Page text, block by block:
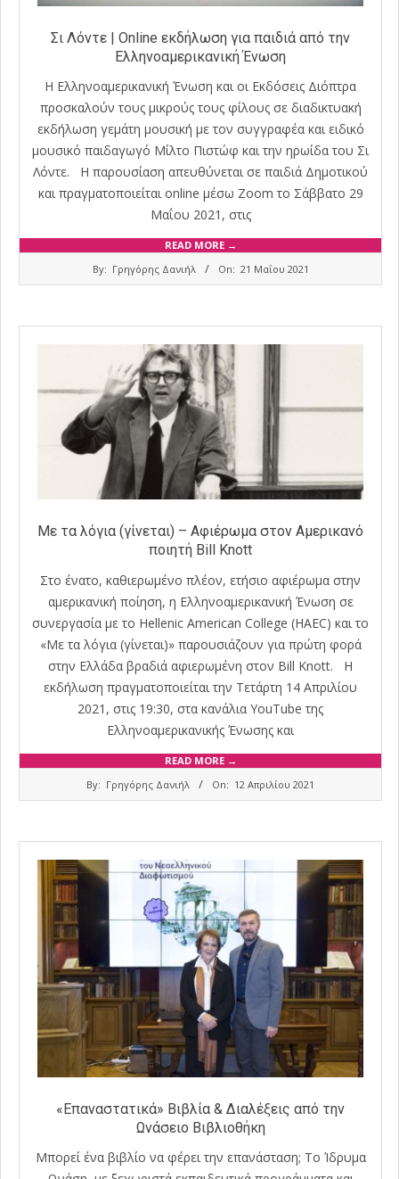
Σι Λόντε | Online εκδήλωση για παιδιά από την
Ελληνοαμερικανική Ένωση
H Ελληνοαμερικανική Ένωση και οι Εκδόσεις Διόπτρα
προσκαλούν τους μικρούς τους φίλους σε διαδικτυακή
εκδήλωση γεμάτη μουσική με τον συγγραφέα και ειδικό
μουσικό παιδαγωγό Μίλτο Πιστώφ και την ηρωίδα του Σι
Λόντε. Η παρουσίαση απευθύνεται σε παιδιά Δημοτικού
και πραγματοποιείται online μέσω Zoom το Σάββατο 29
Μαΐου 2021, στις
READ MORE →
By: Γρηγόρης Δανιήλ On: 21 Μαΐου 2021
Με τα λόγια (γίνεται) – Αφιέρωμα στον Αμερικανό
ποιητή Bill Knott
Στο ένατο, καθιερωμένο πλέον, ετήσιο αφιέρωμα στην
αμερικανική ποίηση, η Ελληνοαμερικανική Ένωση σε
συνεργασία με το Hellenic American College (HAEC) και το
«Με τα λόγια (γίνεται)» παρουσιάζουν για πρώτη φορά
στην Ελλάδα βραδιά αφιερωμένη στον Bill Knott. Η
εκδήλωση πραγματοποιείται την Τετάρτη 14 Απριλίου
2021, στις 19:30, στα κανάλια YouΤube της
Ελληνοαμερικανικής Ένωσης και
READ MORE →
By: Γρηγόρης Δανιήλ On: 12 Απριλίου 2021
«Επαναστατικά» Βιβλία & Διαλέξεις από την
Ωνάσειο Βιβλιοθήκη
Μπορεί ένα βιβλίο να φέρει την επανάσταση; Το Ίδρυμα